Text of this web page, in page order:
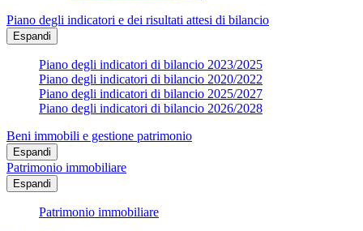
Piano degli indicatori e dei risultati attesi di bilancio
Espandi
Piano degli indicatori di bilancio 2023/2025
Piano degli indicatori di bilancio 2020/2022
Piano degli indicatori di bilancio 2025/2027
Piano degli indicatori di bilancio 2026/2028
Beni immobili e gestione patrimonio
Espandi
Patrimonio immobiliare
Espandi
Patrimonio immobiliare